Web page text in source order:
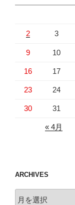
2 3
9 10
16 17
23 24
30 31
« 4月
ARCHIVES